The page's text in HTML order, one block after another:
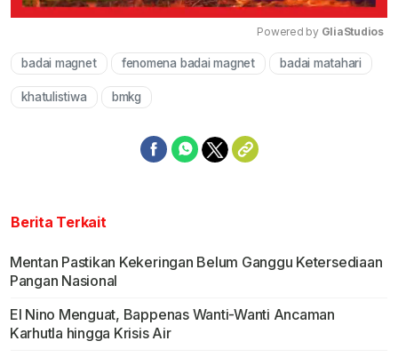
Mute
Powered by GliaStudios
badai magnet fenomena badai magnet badai matahari
khatulistiwa bmkg
Berita Terkait
Mentan Pastikan Kekeringan Belum Ganggu Ketersediaan
Pangan Nasional
El Nino Menguat, Bappenas Wanti-Wanti Ancaman
Karhutla hingga Krisis Air